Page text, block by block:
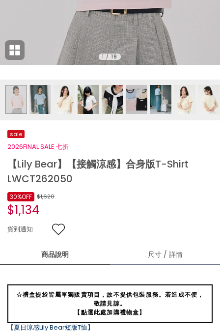
1 / 19
sale
2026FINAL SALE 七折
【Lily Bear】【接觸涼感】合身版T-Shirt
LWCT262050
$1,620
$1,134
30%OFF
貨到通知
商品說明 尺寸 / 詳情
☆禮盒提袋皆屬單獨販賣項目，故不提供包裝服務。若造成不便，
敬請見諒。
【點選此處加購禮物盒】
【夏日涼感Lily Bear短版T恤】